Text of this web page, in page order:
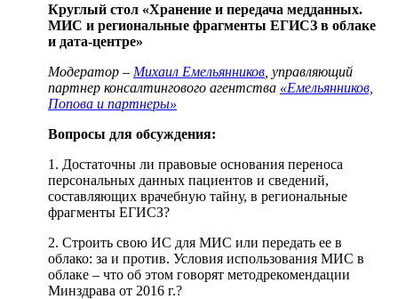
Круглый стол «Хранение и передача медданных.
МИС и региональные фрагменты ЕГИСЗ в облаке
и дата-центре»
Модератор – Михаил Емельянников , управляющий
партнер консалтингового агентства «Емельянников,
Попова и партнеры»
Вопросы для обсуждения:
1. Достаточны ли правовые основания переноса
персональных данных пациентов и сведений,
составляющих врачебную тайну, в региональные
фрагменты ЕГИСЗ?
2. Строить свою ИС для МИС или передать ее в
облако: за и против. Условия использования МИС в
облаке – что об этом говорят методрекомендации
Минздрава от 2016 г.?